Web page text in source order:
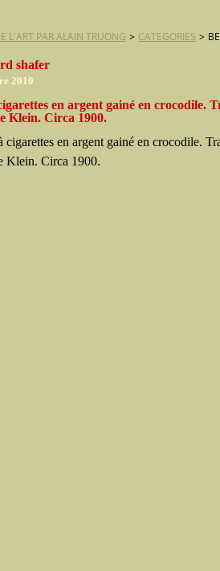
L'ART PAR ALAIN TRUONG > CATEGORIES >
shafer
2010
en argent gainé en crocodile.
Klein. Circa 1900.